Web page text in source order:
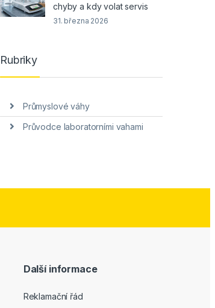
chyby a kdy volat servis
31. března 2026
Rubriky
Průmyslové váhy
Průvodce laboratorními vahami
Další informace
Reklamační řád